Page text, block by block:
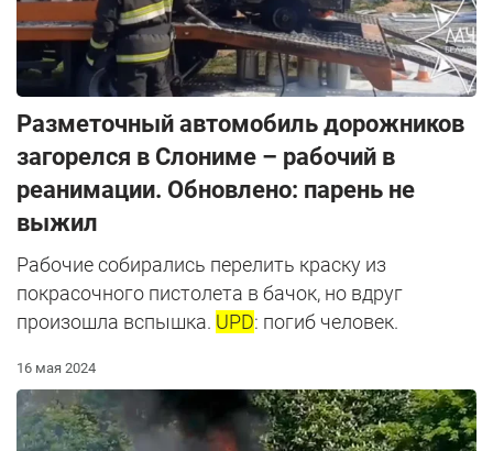
Разметочный автомобиль дорожников
загорелся в Слониме – рабочий в
реанимации. Обновлено: парень не
выжил
Рабочие собирались перелить краску из
покрасочного пистолета в бачок, но вдруг
произошла вспышка. UPD: погиб человек.
16 мая 2024